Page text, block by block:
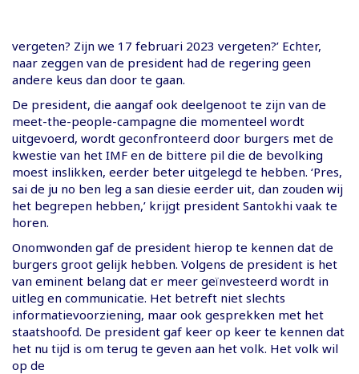
vergeten? Zijn we 17 februari 2023 vergeten?’ Echter,
naar zeggen van de president had de regering geen
andere keus dan door te gaan.
De president, die aangaf ook deelgenoot te zijn van de
meet-the-people-campagne die momenteel wordt
uitgevoerd, wordt geconfronteerd door burgers met de
kwestie van het IMF en de bittere pil die de bevolking
moest inslikken, eerder beter uitgelegd te hebben. ‘Pres,
sai de ju no ben leg a san diesie eerder uit, dan zouden wij
het begrepen hebben,’ krijgt president Santokhi vaak te
horen.
Onomwonden gaf de president hierop te kennen dat de
burgers groot gelijk hebben. Volgens de president is het
van eminent belang dat er meer geïnvesteerd wordt in
uitleg en communicatie. Het betreft niet slechts
informatievoorziening, maar ook gesprekken met het
staatshoofd. De president gaf keer op keer te kennen dat
het nu tijd is om terug te geven aan het volk. Het volk wil
op de